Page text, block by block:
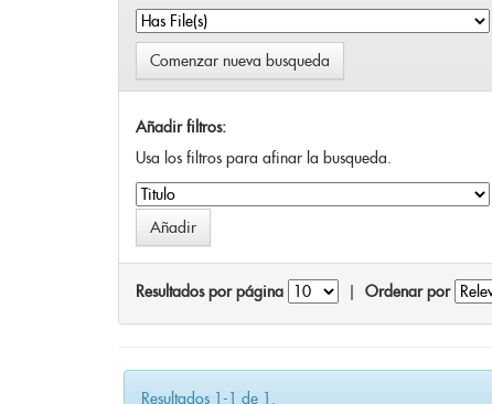
Comenzar nueva busqueda
Añadir filtros:
Usa los filtros para afinar la busqueda.
Resultados por página Ordenar por
Resultados 1-1 de 1.